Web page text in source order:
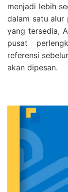
menjadi lebih
dalam satu alur
yang tersedia,
pusat
referensi
akan dipesan.